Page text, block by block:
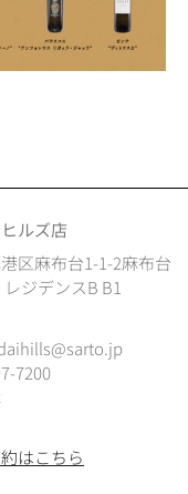
ルズ店
区麻布台1-1-2麻布台
レジデンスB B1
7200
はこちら